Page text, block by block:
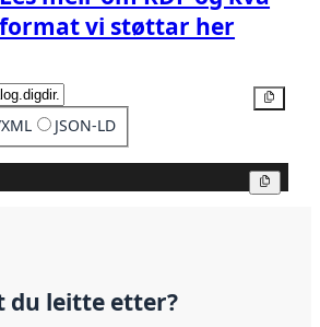
format vi støttar her
JSON-LD
du leitte etter?